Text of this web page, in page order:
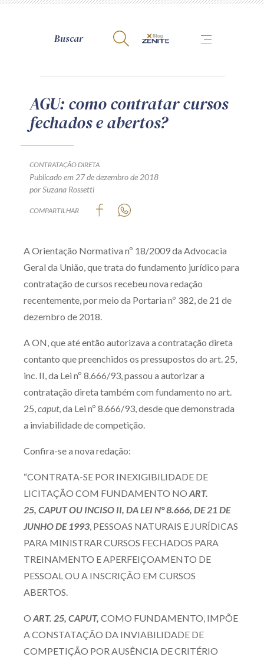
A Zênite
Como publicar conosco
Termos de uso
Guia de Direitos dos Titulares de Dados
Produtos e serviços
Orientação por Escrito
Mentoria Zênite
Capacitação
Eventos presenciais
Zênite in Company
Diferenciais
Receba por RSS
Telefone (41) 2109-8666
Whatsapp (41) 98881-6616
AGU: como contratar cursos
fechados e abertos?
CONTRATAÇÃO DIRETA
Publicado em 27 de dezembro de 2018
por Suzana Rossetti
COMPARTILHAR
A Orientação Normativa nº 18/2009 da Advocacia
Geral da União, que trata do fundamento jurídico para
contratação de cursos recebeu nova redação
recentemente, por meio da Portaria nº 382, de 21 de
dezembro de 2018.
A ON, que até então autorizava a contratação direta
contanto que preenchidos os pressupostos do art. 25,
inc. II, da Lei nº 8.666/93, passou a autorizar a
contratação direta também com fundamento no art.
25,caput, da Lei nº 8.666/93, desde que demonstrada
a inviabilidade de competição.
Confira-se a nova redação:
“CONTRATA-SE POR INEXIGIBILIDADE DE
LICITAÇÃO COM FUNDAMENTO NO ART.
25, CAPUTOU INCISO II, DA LEI N° 8.666, DE 21 DE
JUNHO DE 1993, PESSOAS NATURAIS E JURÍDICAS
PARA MINISTRAR CURSOS FECHADOS PARA
TREINAMENTO E APERFEIÇOAMENTO DE
PESSOAL OU A INSCRIÇÃO EM CURSOS
ABERTOS.
O ART. 25, CAPUT, COMO FUNDAMENTO, IMPÕE
A CONSTATAÇÃO DA INVIABILIDADE DE
COMPETIÇÃO POR AUSÊNCIA DE CRITÉRIO